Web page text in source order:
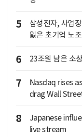
5
삼성전자, 사업
잃은 초기업 노
6 23조원 남은 소
7
Nasdaq rises
drag Wall
8
Japanese
live stream